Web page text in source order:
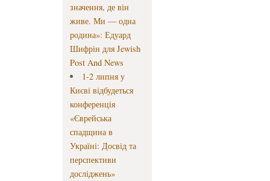
значення, де він
живе. Ми — одна
родина»: Едуард
Шифрін для Jewish
Post And News
1-2 липня у
Києві відбудеться
конференція
«Єврейська
спадщина в
Україні: Досвід та
перспективи
досліджень»